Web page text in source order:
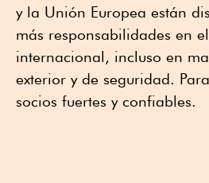
y la Unión Europea están
más responsabilidades en
internacional, incluso en
exterior y de seguridad.
socios fuertes y confiables.